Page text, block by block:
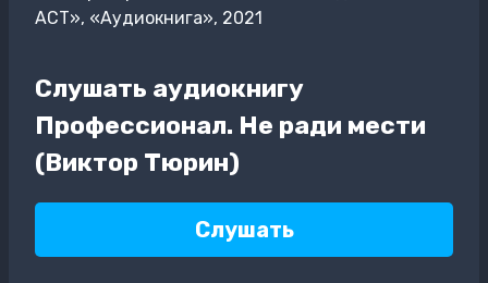
АСТ», «Аудиокнига», 2021
Слушать аудиокнигу
Профессионал. Не ради мести
(Виктор Тюрин)
Слушать